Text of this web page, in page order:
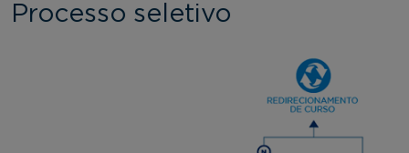
Processo seletivo